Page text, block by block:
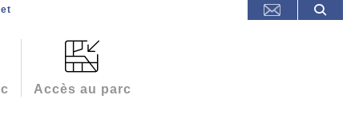
Accès au parc